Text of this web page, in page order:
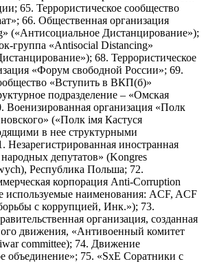
65. Террористическое сообщество
66. Общественная организация
(«Антисоциальное Дистанцирование»);
группа «Antisocial Distancing»
68. Террористическое
«Форум свободной России»; 69.
«Вступить в ВКП(б)»
подразделение – «Омская
организация «Полк
(«Полк iмя Кастуся
в нее структурными
Незарегистрированная иностранная
депутатов» (Kongres
Республика Польша; 72.
корпорация Anti-Corruption
используемые наименования: ACF, ACF
с коррупцией, Инк.»); 73.
организация, созданная
движения, «Антивоенный комитет
committee); 74. Движение
объединение»; 75. «SxE Соратники с